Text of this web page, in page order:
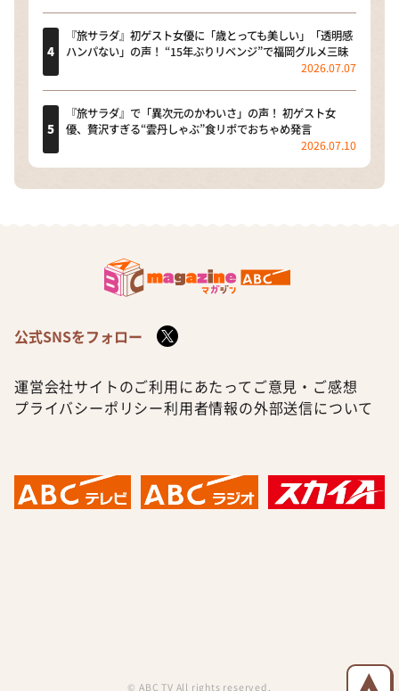
『旅サラダ』初ゲスト女優に「歳とっても美しい」「透明感
ハンパない」の声！ “15年ぶりリベンジ”で福岡グルメ三昧
2026.07.07
『旅サラダ』で「異次元のかわいさ」の声！ 初ゲスト女
優、贅沢すぎる“雲丹しゃぶ”食リポでおちゃめ発言
2026.07.10
公式SNSをフォロー
運営会社サイトのご利用にあたって ご意見・ご感想
プライバシーポリシー利用者情報の外部送信について
© ABC TV All rights reserved.